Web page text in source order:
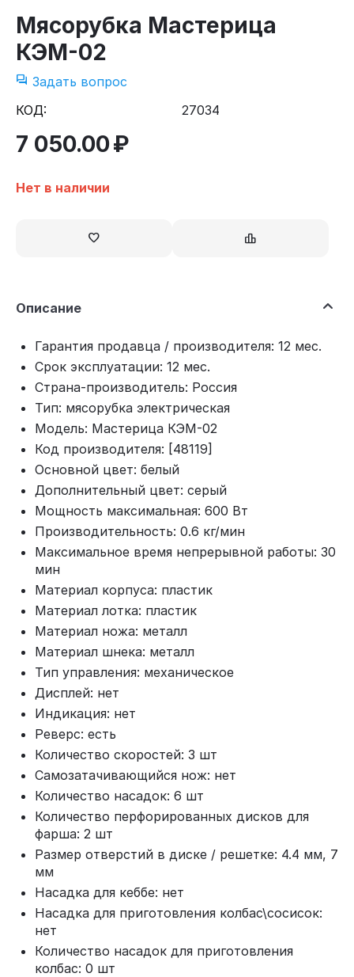
Мясорубка Мастерица
КЭМ-02
Задать вопрос
КОД:
27034
7 050.00₽
Нет в наличии
Описание
Гарантия продавца / производителя: 12 мес.
Срок эксплуатации: 12 мес.
Страна-производитель: Россия
Тип: мясорубка электрическая
Модель: Мастерица КЭМ-02
Код производителя: [48119]
Основной цвет: белый
Дополнительный цвет: серый
Мощность максимальная: 600 Вт
Производительность: 0.6 кг/мин
Максимальное время непрерывной работы: 30
мин
Материал корпуса: пластик
Материал лотка: пластик
Материал ножа: металл
Материал шнека: металл
Тип управления: механическое
Дисплей: нет
Индикация: нет
Реверс: есть
Количество скоростей: 3 шт
Самозатачивающийся нож: нет
Количество насадок: 6 шт
Количество перфорированных дисков для
фарша: 2 шт
Размер отверстий в диске / решетке: 4.4 мм, 7
мм
Насадка для кеббе: нет
Насадка для приготовления колбас\сосисок:
нет
Количество насадок для приготовления
колбас: 0 шт